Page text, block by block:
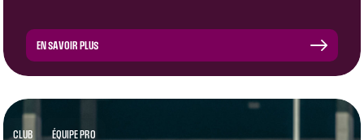
EN SAVOIR PLUS
CLUB ÉQUIPE PRO